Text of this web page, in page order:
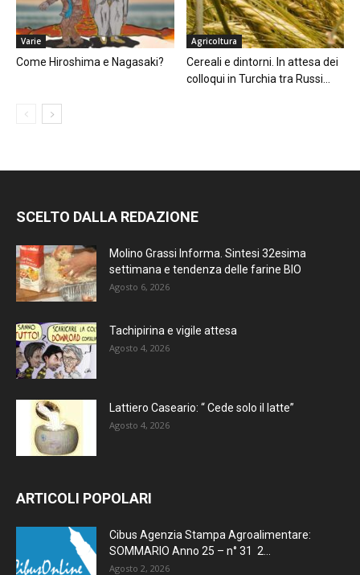
Varie
Come Hiroshima e Nagasaki?
Agricoltura
Cereali e dintorni. In attesa dei
colloqui in Turchia tra Russi...
SCELTO DALLA REDAZIONE
Molino Grassi Informa. Sintesi 32esima
settimana e tendenza delle farine BIO
Agosto 6, 2026
Tachipirina e vigile attesa
Agosto 4, 2026
Lattiero Caseario: “ Cede solo il latte”
Agosto 4, 2026
ARTICOLI POPOLARI
Cibus Agenzia Stampa Agroalimentare:
SOMMARIO Anno 25 – n° 31 2...
Agosto 2, 2026